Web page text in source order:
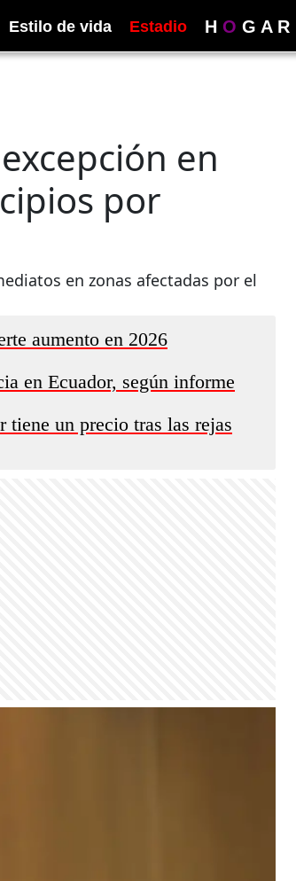
Estilo de vida Estadio H O G A R
en
por
en zonas afectadas por el
aumento en 2026
en Ecuador, según informe
tiene un precio tras las rejas